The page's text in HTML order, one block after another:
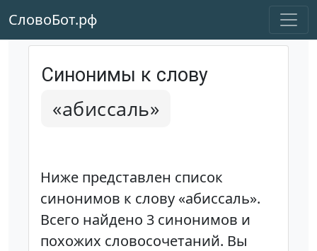
СловоБот.рф
Синонимы к слову
«абиссаль»
Ниже представлен список
синонимов к слову «абиссаль».
Всего найдено 3 синонимов и
похожих словосочетаний. Вы